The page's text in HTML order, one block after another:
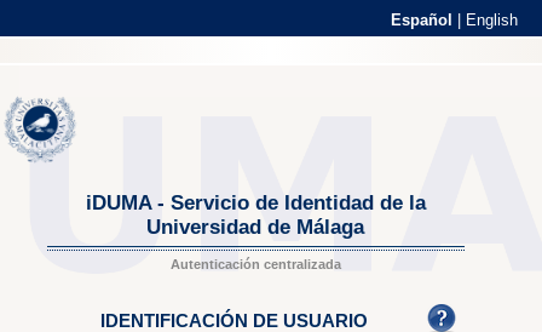
Español English
iDUMA - Servicio de Identidad de la
Universidad de Málaga
Autenticación centralizada
IDENTIFICACIÓN DE USUARIO